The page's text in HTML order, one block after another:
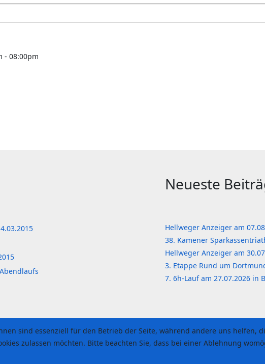
- 08:00pm
Neueste
Hellweger Anzeiger am
38. Kamener
Hellweger Anzeiger am
3. Etappe Rund um
7. 6h-Lauf am 27.07.2026 in
sind essenziell für den Betrieb der Seite, während andere uns helfen,
zulassen möchten. Bitte beachten Sie, dass bei einer Ablehnung